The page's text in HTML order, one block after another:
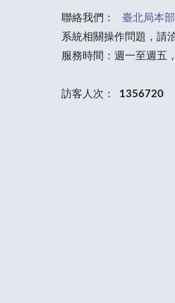
聯絡我們： 臺北局本部
系統相關操作問題，請
服務時間：週一至週
訪客人次： 1356720